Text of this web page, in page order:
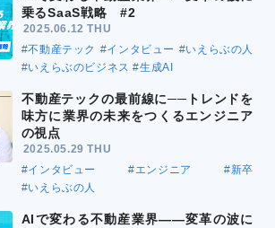
乗るSaaS戦略 #2
2025.06.12 THU
#不動産テック #インタビュー #いえらぶの人
#いえらぶのビジネス #生成AI
不動産テックの最前線に──トレンドを
味方に業界の未来をつくるエンジニア
の視点
2025.05.29 THU
#インタビュー
#エンジニア
#新卒
#いえらぶの人
AIで変わる不動産業界――変革の波に